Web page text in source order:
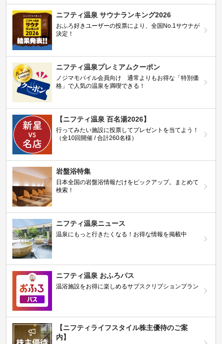
ニフティ温泉 サウナランキング2026
おふろ好きユーザーの投票により、全国No.1サウナが
決定！
ニフティ温泉プレミアムクーポン
ノジマモバイル会員向け 通常よりもお得な「特別価
格」で人気の温泉を満喫できる！
【ニフティ温泉 百名湯2026】
行ってみたい施設に投票してプレゼントを当てよう！
（全10回開催 / 合計260名様）
岩盤浴特集
日本全国の岩盤浴情報だけをピックアップ。まとめて
検索！
ニフティ温泉ニュース
温泉にもっと行きたくなる！お得な情報を掲載中
ニフティ温泉 おふろパス
温浴施設をお得に楽しめるサブスクリプションプラン
【ニフティライフスタイル株主優待のご案
内】